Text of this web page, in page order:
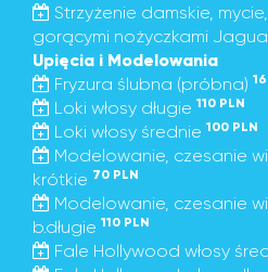
Strzyżenie damskie,
gorącymi nożyczkami
Upięcia i Modelowania
Fryzura ślubna (próbna)
Loki włosy długie 110 PLN
Loki włosy średnie 100 PLN
Modelowanie, czesanie
krótkie 70 PLN
Modelowanie, czesanie
b.długie 110 PLN
Fale Hollywood włosy